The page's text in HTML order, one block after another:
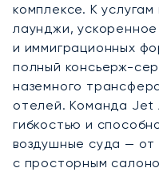
комплексе. К
лаунджи,
и иммиграционных
полный консьерж-
наземного
отелей. Команда Jet
гибкостью и
воздушные суда —
с просторным